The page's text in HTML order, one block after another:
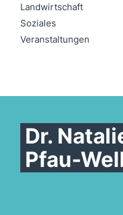
Landwirtschaft
Soziales
Veranstaltungen
Dr.
Pfau-